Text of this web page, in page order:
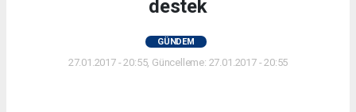
destek
GÜNDEM
27.01.2017 - 20:55, Güncelleme: 27.01.2017 - 20:55